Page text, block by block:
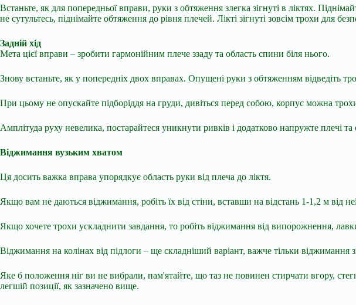
Встаньте, як для попередньої вправи, руки з обтяження злегка зігнуті в ліктях.
не сутультесь, піднімайте обтяження до рівня плечей. Лікті зігнуті зовсім трохи для
Задній хід
Мета цієї вправи – зробити гармонійним плече ззаду та область спини біля нього.
Знову встаньте, як у попередніх двох вправах. Опущені руки з обтяженням відведіть
При цьому не опускайте підборіддя на груди, дивіться перед собою, корпус можна
Амплітуда руху невелика, постарайтеся уникнути ривків і додатково напружте плечі та
Віджимання вузьким хватом
Ця досить важка вправа упорядкує область руки від плеча до ліктя.
Якщо вам не даються віджимання, робіть їх від стіни, вставши на відстань 1-1,2 м від
Якщо хочете трохи ускладнити завдання, то робіть віджимання від випорожнення,
Віджимання на колінах від підлоги – ще складніший варіант, важче тільки віджимання
Яке б положення ніг ви не вибрали, пам'ятайте, що таз не повинен стирчати вгору,
легшій позиції, як зазначено вище.